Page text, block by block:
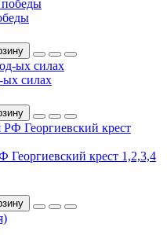
силах
крест 1,2,3,4